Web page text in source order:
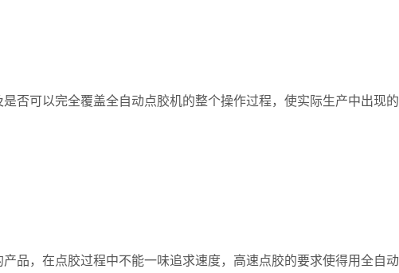
否可以完全覆盖全自动点胶机的整个操作过程，使实际生产中出现
品，在点胶过程中不能一味追求速度，高速点胶的要求使得用全自